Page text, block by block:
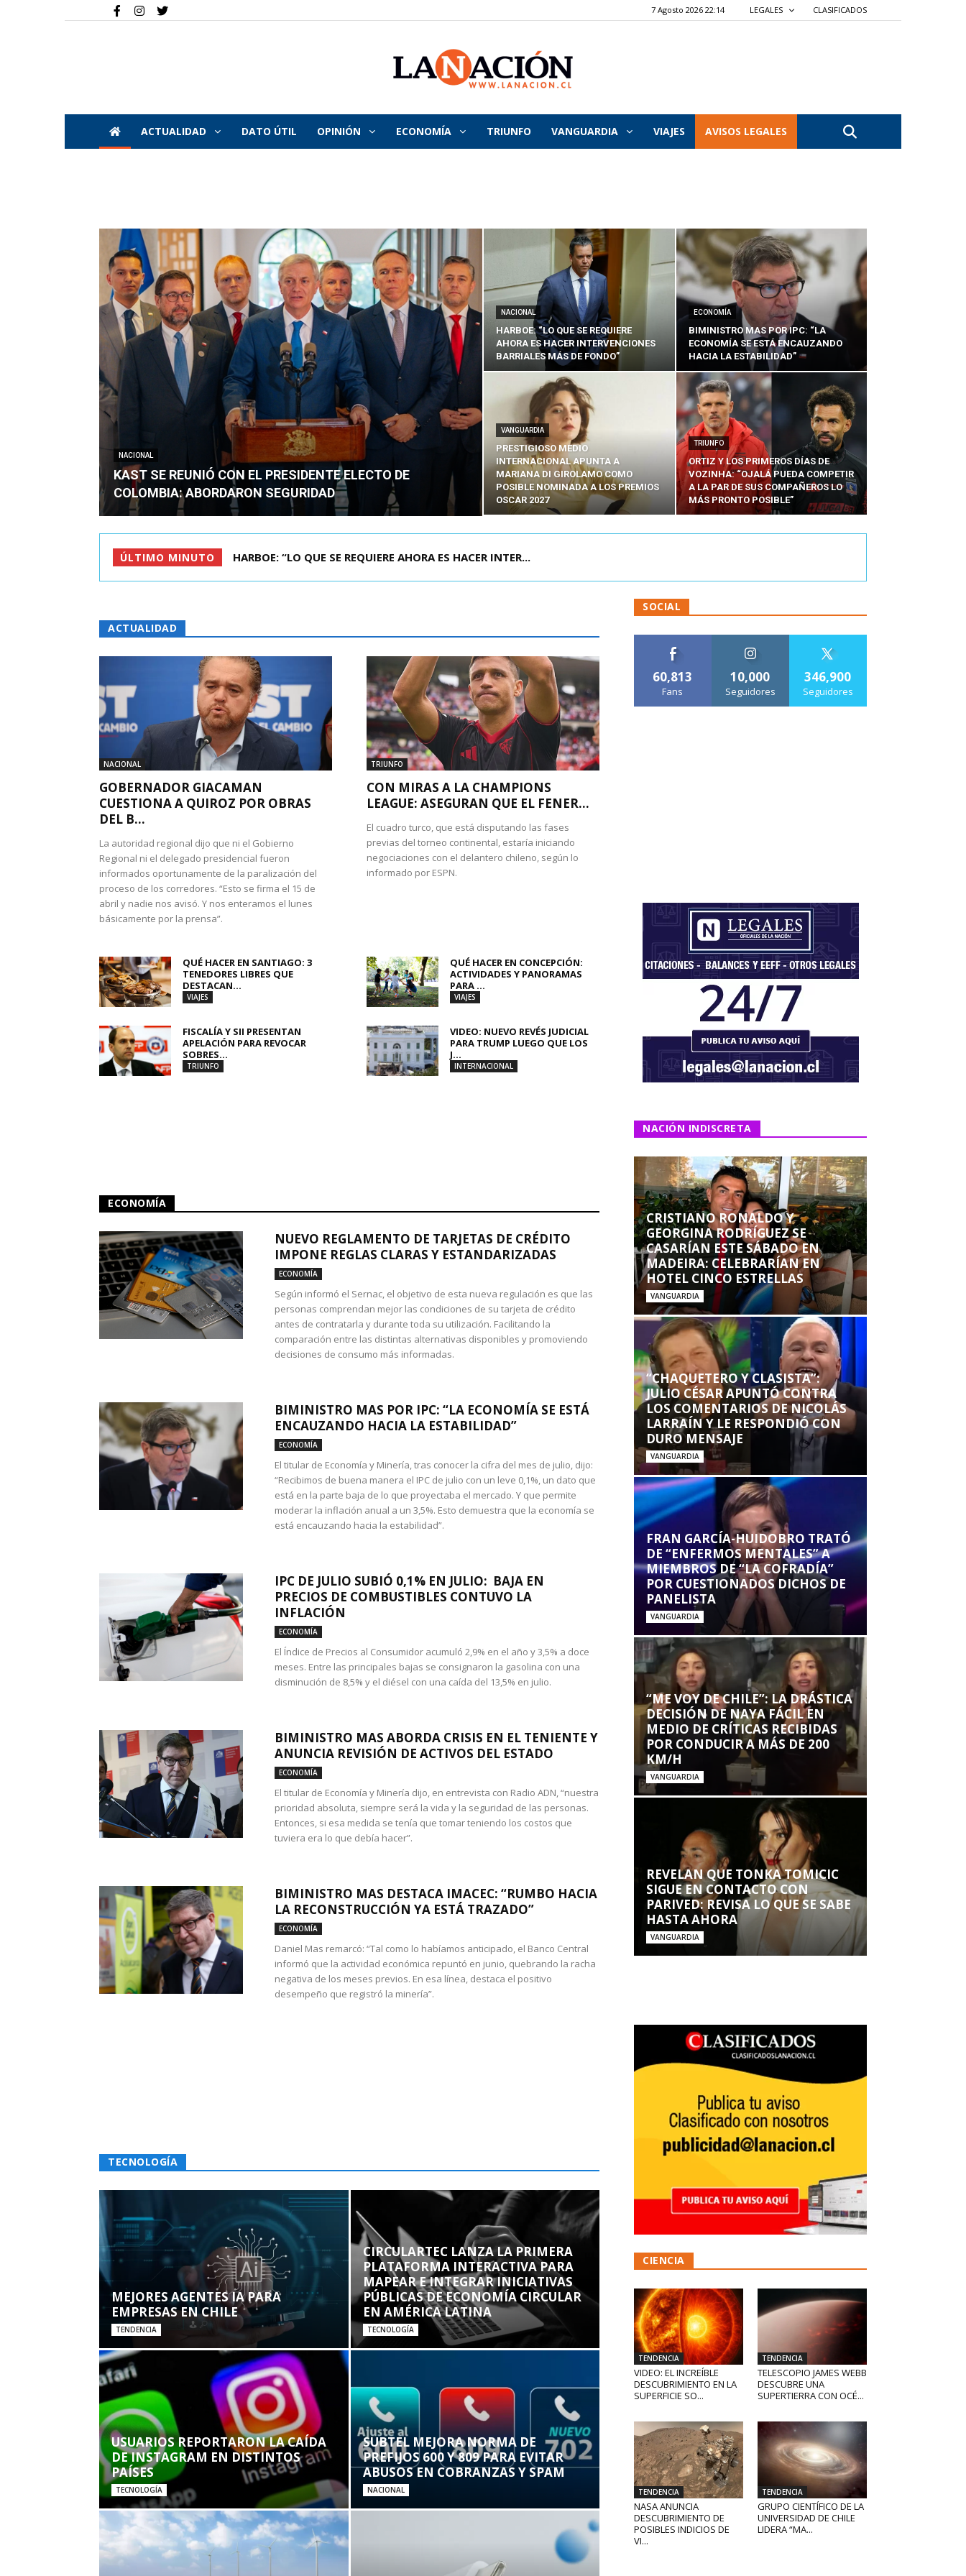
7 Agosto 2026 22:14 LEGALES CLASIFICADOS
La
Nación
ACTUALIDAD DATO ÚTIL OPINIÓN ECONOMÍA TRIUNFO VANGUARDIA VIAJES AVISOS LEGALES
NACIONAL
KAST SE REUNIÓ CON EL PRESIDENTE ELECTO DE
COLOMBIA: ABORDARON SEGURIDAD
NACIONAL
HARBOE: “LO QUE SE REQUIERE
AHORA ES HACER INTERVENCIONES
BARRIALES MÁS DE FONDO”
ECONOMÍA
BIMINISTRO MAS POR IPC: “LA
ECONOMÍA SE ESTÁ ENCAUZANDO
HACIA LA ESTABILIDAD”
VANGUARDIA
PRESTIGIOSO MEDIO
INTERNACIONAL APUNTA A
MARIANA DI GIROLAMO COMO
POSIBLE NOMINADA A LOS PREMIOS
OSCAR 2027
TRIUNFO
ORTIZ Y LOS PRIMEROS DÍAS DE
VOZINHA: “OJALÁ PUEDA COMPETIR
A LA PAR DE SUS COMPAÑEROS LO
MÁS PRONTO POSIBLE”
ÚLTIMO MINUTO BIMINISTRO MAS POR IPC: “LA ECONOMÍA SE ESTÁ ENC...
ACTUALIDAD
NACIONAL
GOBERNADOR GIACAMAN
CUESTIONA A QUIROZ POR OBRAS
DEL B...
La autoridad regional dijo que ni el Gobierno
Regional ni el delegado presidencial fueron
informados oportunamente de la paralización del
proceso de los corredores. “Esto se firma el 15 de
abril y nadie nos avisó. Y nos enteramos el lunes
básicamente por la prensa”.
TRIUNFO
CON MIRAS A LA CHAMPIONS
LEAGUE: ASEGURAN QUE EL FENER...
El cuadro turco, que está disputando las fases
previas del torneo continental, estaría iniciando
negociaciones con el delantero chileno, según lo
informado por ESPN.
QUÉ HACER EN SANTIAGO: 3
TENEDORES LIBRES QUE
DESTACAN...
VIAJES
QUÉ HACER EN CONCEPCIÓN:
ACTIVIDADES Y PANORAMAS
PARA ...
VIAJES
FISCALÍA Y SII PRESENTAN
APELACIÓN PARA REVOCAR
SOBRES...
TRIUNFO
VIDEO: NUEVO REVÉS JUDICIAL
PARA TRUMP LUEGO QUE LOS
J...
INTERNACIONAL
ECONOMÍA
NUEVO REGLAMENTO DE TARJETAS DE CRÉDITO
IMPONE REGLAS CLARAS Y ESTANDARIZADAS
ECONOMÍA
Según informó el Sernac, el objetivo de esta nueva regulación es que las
personas comprendan mejor las condiciones de su tarjeta de crédito
antes de contratarla y durante toda su utilización. Facilitando la
comparación entre las distintas alternativas disponibles y promoviendo
decisiones de consumo más informadas.
BIMINISTRO MAS POR IPC: “LA ECONOMÍA SE ESTÁ
ENCAUZANDO HACIA LA ESTABILIDAD”
ECONOMÍA
El titular de Economía y Minería, tras conocer la cifra del mes de julio, dijo:
“Recibimos de buena manera el IPC de julio con un leve 0,1%, un dato que
está en la parte baja de lo que proyectaba el mercado. Y que permite
moderar la inflación anual a un 3,5%. Esto demuestra que la economía se
está encauzando hacia la estabilidad”.
IPC DE JULIO SUBIÓ 0,1% EN JULIO: BAJA EN
PRECIOS DE COMBUSTIBLES CONTUVO LA
INFLACIÓN
ECONOMÍA
El Índice de Precios al Consumidor acumuló 2,9% en el año y 3,5% a doce
meses. Entre las principales bajas se consignaron la gasolina con una
disminución de 8,5% y el diésel con una caída del 13,5% en julio.
BIMINISTRO MAS ABORDA CRISIS EN EL TENIENTE Y
ANUNCIA REVISIÓN DE ACTIVOS DEL ESTADO
ECONOMÍA
El titular de Economía y Minería dijo, en entrevista con Radio ADN, “nuestra
prioridad absoluta, siempre será la vida y la seguridad de las personas.
Entonces, si esa medida se tenía que tomar teniendo los costos que
tuviera era lo que debía hacer”.
BIMINISTRO MAS DESTACA IMACEC: “RUMBO HACIA
LA RECONSTRUCCIÓN YA ESTÁ TRAZADO”
ECONOMÍA
Daniel Mas remarcó: “Tal como lo habíamos anticipado, el Banco Central
informó que la actividad económica repuntó en junio, quebrando la racha
negativa de los meses previos. En esa línea, destaca el positivo
desempeño que registró la minería”.
TECNOLOGÍA
MEJORES AGENTES IA PARA
EMPRESAS EN CHILE
TENDENCIA
CIRCULARTEC LANZA LA PRIMERA
PLATAFORMA INTERACTIVA PARA
MAPEAR E INTEGRAR INICIATIVAS
PÚBLICAS DE ECONOMÍA CIRCULAR
EN AMÉRICA LATINA
TECNOLOGÍA
USUARIOS REPORTARON LA CAÍDA
DE INSTAGRAM EN DISTINTOS
PAÍSES
TECNOLOGÍA
SUBTEL MEJORA NORMA DE
PREFIJOS 600 Y 809 PARA EVITAR
ABUSOS EN COBRANZAS Y SPAM
NACIONAL
SOCIAL
60,813
Fans
10,000
Seguidores
346,900
Seguidores
NACIÓN INDISCRETA
CRISTIANO RONALDO Y
GEORGINA RODRÍGUEZ SE
CASARÍAN ESTE SÁBADO EN
MADEIRA: CELEBRARÍAN EN
HOTEL CINCO ESTRELLAS
VANGUARDIA
“CHAQUETERO Y CLASISTA”:
JULIO CÉSAR APUNTÓ CONTRA
LOS COMENTARIOS DE NICOLÁS
LARRAÍN Y LE RESPONDIÓ CON
DURO MENSAJE
VANGUARDIA
FRAN GARCÍA-HUIDOBRO TRATÓ
DE “ENFERMOS MENTALES” A
MIEMBROS DE “LA COFRADÍA”
POR CUESTIONADOS DICHOS DE
PANELISTA
VANGUARDIA
“ME VOY DE CHILE”: LA DRÁSTICA
DECISIÓN DE NAYA FÁCIL EN
MEDIO DE CRÍTICAS RECIBIDAS
POR CONDUCIR A MÁS DE 200
KM/H
VANGUARDIA
REVELAN QUE TONKA TOMICIC
SIGUE EN CONTACTO CON
PARIVED: REVISA LO QUE SE SABE
HASTA AHORA
VANGUARDIA
CIENCIA
TENDENCIA
VIDEO: EL INCREÍBLE
DESCUBRIMIENTO EN LA
SUPERFICIE SO...
TENDENCIA
TELESCOPIO JAMES WEBB
DESCUBRE UNA
SUPERTIERRA CON OCÉ...
TENDENCIA
NASA ANUNCIA
DESCUBRIMIENTO DE
POSIBLES INDICIOS DE
VI...
TENDENCIA
GRUPO CIENTÍFICO DE LA
UNIVERSIDAD DE CHILE
LIDERA “MA...